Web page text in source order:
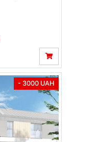
- 3000 UAH